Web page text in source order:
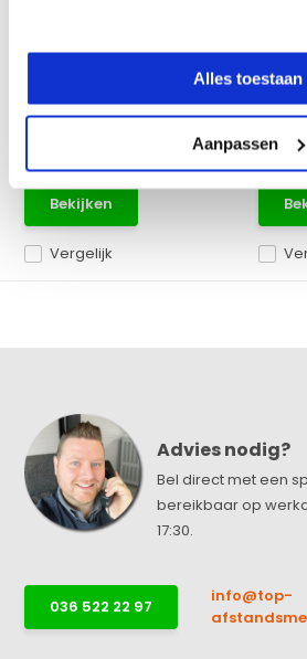
Alles toestaan
Aanpassen
Vergelijk
Adviesprijs: € 149,-
Bekijken
Op
€ 149,-
Advies nodig?
Bel direct met een
bereikbaar op
17:30.
036 522 22 97
info@top-